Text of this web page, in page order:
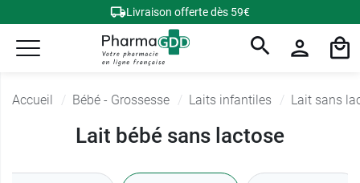
Livraison offerte dès 59€
Accueil Bébé - Grossesse Laits infantiles Lait sans
Lait bébé sans lactose